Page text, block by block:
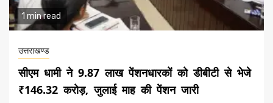
1 min read
उत्तराखण्ड
सीएम धामी ने 9.87 लाख पेंशनधारकों को डीबीटी से भेजे
₹146.32 करोड़, जुलाई माह की पेंशन जारी